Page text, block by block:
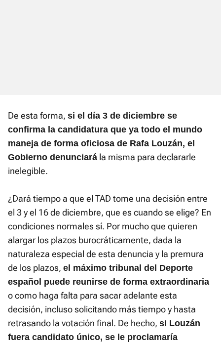
De esta forma, si el día 3 de diciembre se
confirma la candidatura que ya todo el mundo
maneja de forma oficiosa de Rafa Louzán, el
Gobierno denunciará la misma para declararle
inelegible.
¿Dará tiempo a que el TAD tome una decisión entre
el 3 y el 16 de diciembre, que es cuando se elige? En
condiciones normales sí. Por mucho que quieren
alargar los plazos burocráticamente, dada la
naturaleza especial de esta denuncia y la premura
de los plazos, el máximo tribunal del Deporte
español puede reunirse de forma extraordinaria
o como haga falta para sacar adelante esta
decisión, incluso solicitando más tiempo y hasta
retrasando la votación final. De hecho, si Louzán
fuera candidato único, se le proclamaría